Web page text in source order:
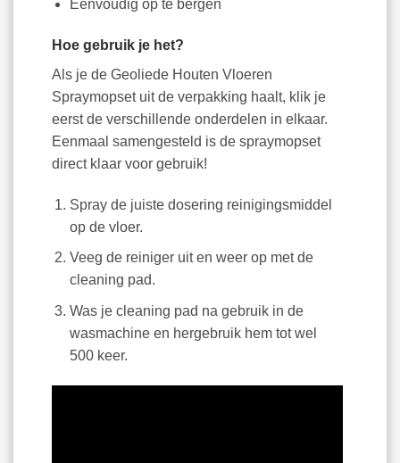
Eenvoudig op te bergen
Hoe gebruik je het?
Als je de Geoliede Houten Vloeren
Spraymopset uit de verpakking haalt, klik je
eerst de verschillende onderdelen in elkaar.
Eenmaal samengesteld is de spraymopset
direct klaar voor gebruik!
Spray de juiste dosering reinigingsmiddel
op de vloer.
Veeg de reiniger uit en weer op met de
cleaning pad.
Was je cleaning pad na gebruik in de
wasmachine en hergebruik hem tot wel
500 keer.